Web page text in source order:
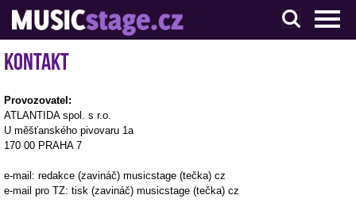
S muzikanty pro muzikanty
Kontakt
Provozovatel:
ATLANTIDA spol. s r.o.
U měšťanského pivovaru 1a
170 00 PRAHA 7
e-mail: redakce (zavináč) musicstage (tečka) cz
e-mail pro TZ: tisk (zavináč) musicstage (tečka) cz